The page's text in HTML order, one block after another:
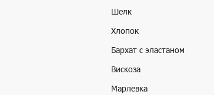
Шелк
Хлопок
Бархат с эластаном
Вискоза
Марлевка